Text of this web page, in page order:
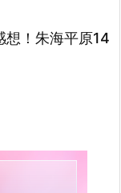
想！朱海平原14